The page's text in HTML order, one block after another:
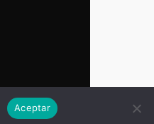
Aceptar